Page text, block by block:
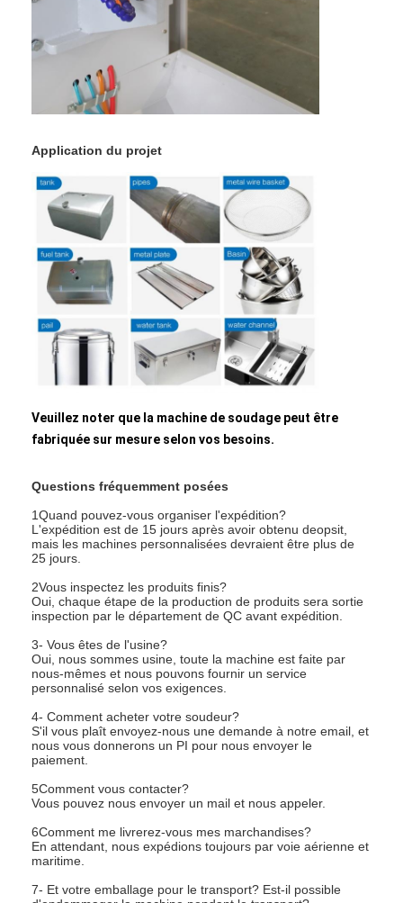
Application du projet
Veuillez noter que la machine de soudage peut être
fabriquée sur mesure selon vos besoins.
Questions fréquemment posées
1Quand pouvez-vous organiser l'expédition?
L'expédition est de 15 jours après avoir obtenu deopsit,
mais les machines personnalisées devraient être plus de
25 jours.
2Vous inspectez les produits finis?
Oui, chaque étape de la production de produits sera sortie
inspection par le département de QC avant expédition.
3- Vous êtes de l'usine?
Oui, nous sommes usine, toute la machine est faite par
nous-mêmes et nous pouvons fournir un service
personnalisé selon vos exigences.
4- Comment acheter votre soudeur?
S'il vous plaît envoyez-nous une demande à notre email, et
nous vous donnerons un PI pour nous envoyer le
paiement.
5Comment vous contacter?
Vous pouvez nous envoyer un mail et nous appeler.
6Comment me livrerez-vous mes marchandises?
En attendant, nous expédions toujours par voie aérienne et
maritime.
7- Et votre emballage pour le transport? Est-il possible